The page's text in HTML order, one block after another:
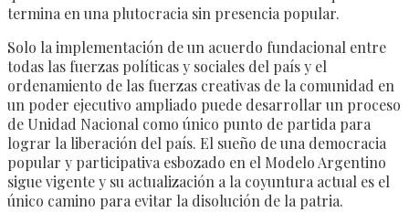
termina en una plutocracia sin presencia popular.
Solo la implementación de un acuerdo fundacional entre
todas las fuerzas políticas y sociales del país y el
ordenamiento de las fuerzas creativas de la comunidad en
un poder ejecutivo ampliado puede desarrollar un proceso
de Unidad Nacional como único punto de partida para
lograr la liberación del país. El sueño de una democracia
popular y participativa esbozado en el Modelo Argentino
sigue vigente y su actualización a la coyuntura actual es el
único camino para evitar la disolución de la patria.